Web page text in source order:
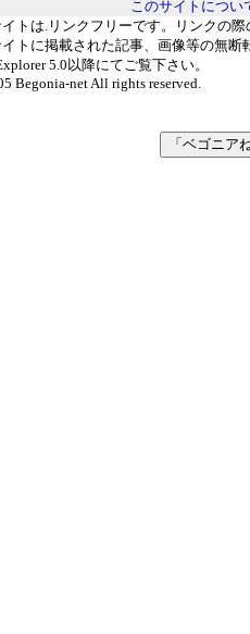
このサイトについ
トは. リンクフリーです。リンクの
トに掲載された記事、画像等の無断
5.0以降にてご覧下さい。
Begonia-net All rights reserved.